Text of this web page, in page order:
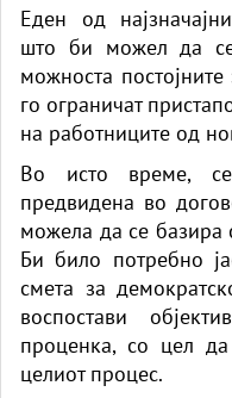
Еден од
што би можел да
можноста
го ограничат
на работниците од
Во исто време,
предвидена во
можела да се базира
Би било потребно
смета за
воспостави
проценка, со цел
целиот процес.